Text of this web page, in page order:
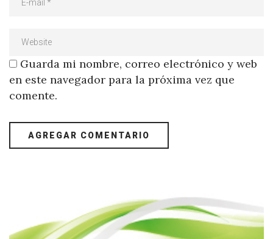
Guarda mi nombre, correo electrónico y web
en este navegador para la próxima vez que
comente.